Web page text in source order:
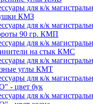
для к/к
КМЗ
для к/к
90 гр. КМП
для к/к
на стык КМС
для к/к
углы КМТ
для к/к
- цвет бук
для к/к